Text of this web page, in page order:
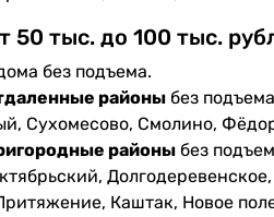
50 тыс. до 100 тыс.
без подъема.
районы без
Сухомесово, Смолино,
районы без
Каштак, Новое